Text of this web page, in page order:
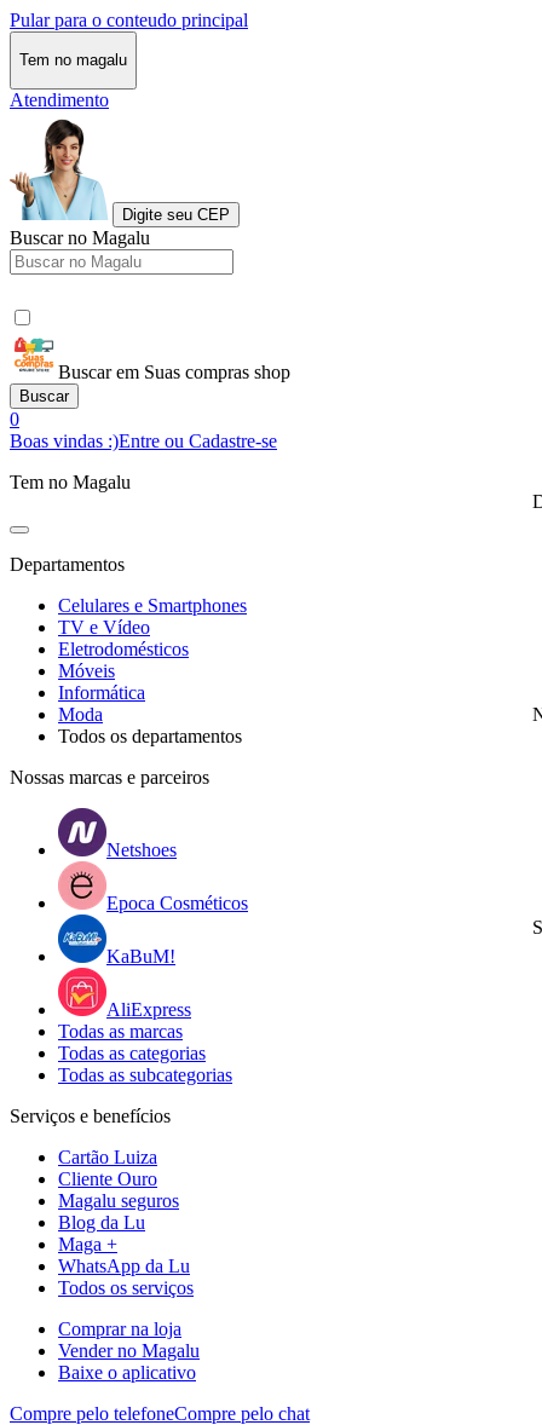
Pular para o conteudo principal
Tem no magalu
Atendimento
Digite seu CEP
Buscar no Magalu
Buscar em Suas compras shop
Buscar
0
Boas vindas :)Entre ou Cadastre-se
Tem no Magalu
Departamentos
Celulares e Smartphones
TV e Vídeo
Eletrodomésticos
Móveis
Informática
Moda
Todos os departamentos
Nossas marcas e parceiros
Netshoes
Epoca Cosméticos
KaBuM!
AliExpress
Todas as marcas
Todas as categorias
Todas as subcategorias
Serviços e benefícios
Cartão Luiza
Cliente Ouro
Magalu seguros
Blog da Lu
Maga +
WhatsApp da Lu
Todos os serviços
Comprar na loja
Vender no Magalu
Baixe o aplicativo
Compre pelo telefoneCompre pelo chat